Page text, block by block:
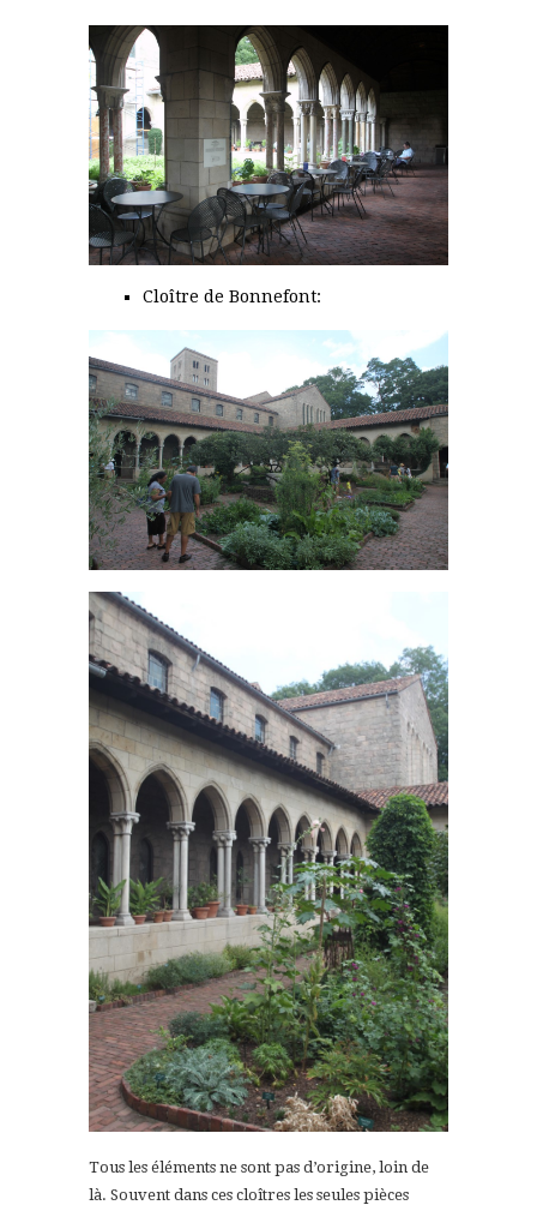
Cloître de Bonnefont:
Tous les éléments ne sont pas d’origine, loin de
là. Souvent dans ces cloîtres les seules pièces